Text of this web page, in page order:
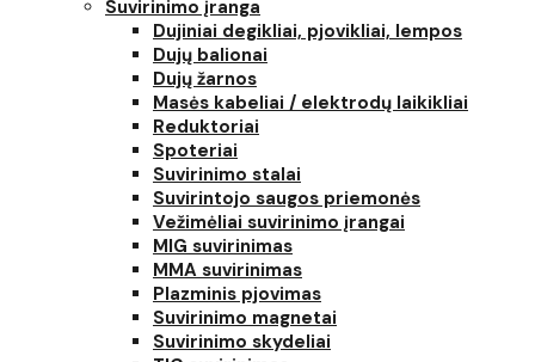
Suvirinimo įranga
Dujiniai degikliai, pjovikliai, lempos
Dujų balionai
Dujų žarnos
Masės kabeliai / elektrodų laikikliai
Reduktoriai
Spoteriai
Suvirinimo stalai
Suvirintojo saugos priemonės
Vežimėliai suvirinimo įrangai
MIG suvirinimas
MMA suvirinimas
Plazminis pjovimas
Suvirinimo magnetai
Suvirinimo skydeliai